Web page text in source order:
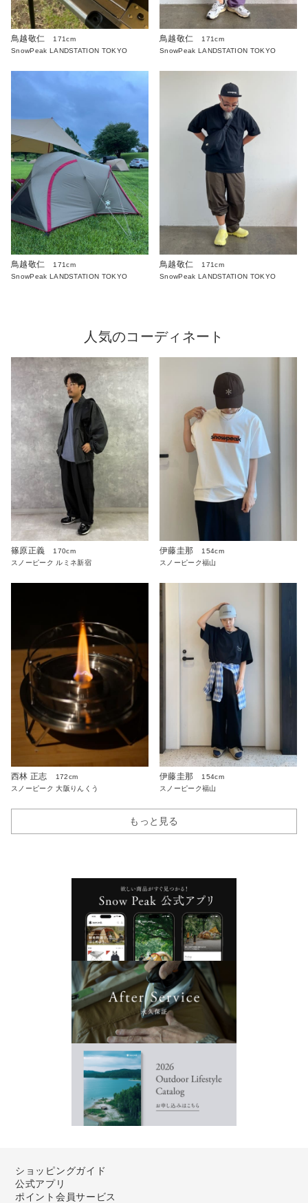
鳥越敬仁
171cm
SnowPeak LANDSTATION TOKYO
鳥越敬仁
171cm
SnowPeak LANDSTATION TOKYO
鳥越敬仁
171cm
SnowPeak LANDSTATION TOKYO
鳥越敬仁
171cm
SnowPeak LANDSTATION TOKYO
人気のコーディネート
篠原正義
170cm
スノーピーク ルミネ新宿
伊藤圭那
154cm
スノーピーク福山
西林 正志
172cm
スノーピーク 大阪りんくう
伊藤圭那
154cm
スノーピーク福山
もっと見る
ショッピングガイド
公式アプリ
ポイント会員サービス